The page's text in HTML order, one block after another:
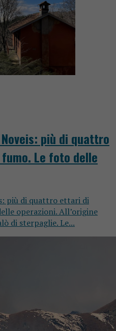
più di quattro
Le foto delle
più di quattro ettari di
operazioni. All’origine
di sterpaglie. Le...